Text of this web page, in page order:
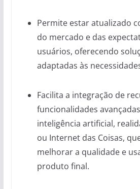
Permite estar atualizado
do mercado e das
usuários, oferecendo
adaptadas às
Facilita a integração de
funcionalidades
inteligência artificial,
ou Internet das Coisas,
melhorar a qualidade e
produto final.